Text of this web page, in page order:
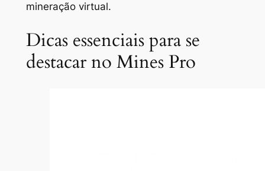
mineração virtual.
Dicas essenciais para se
destacar no Mines Pro